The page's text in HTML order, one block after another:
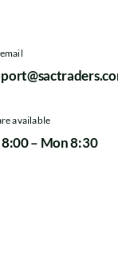
available
8:00 – Mon 8:30